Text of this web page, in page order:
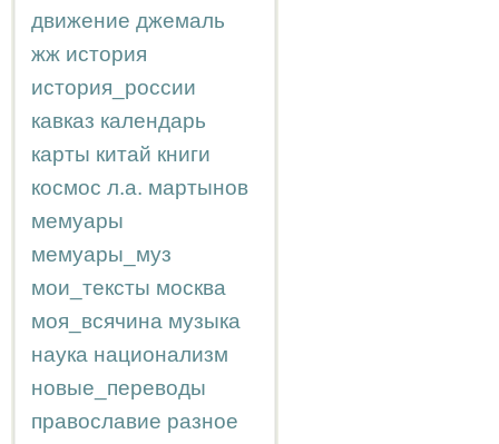
движение джемаль
жж история
история_россии
кавказ календарь
карты китай книги
космос л.а. мартынов
мемуары
мемуары_муз
мои_тексты москва
моя_всячина музыка
наука национализм
новые_переводы
православие разное